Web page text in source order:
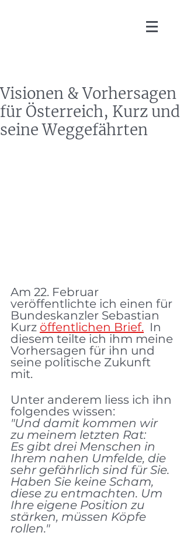
Visionen & Vorhersagen
für Österreich, Kurz und
seine Weggefährten
Am 22. Februar
veröffentlichte ich einen für
Bundeskanzler Sebastian
Kurz öffentlichen Brief.
  In
diesem teilte ich ihm meine
Vorhersagen für ihn und
seine politische Zukunft
mit.
Unter anderem liess ich ihn
folgendes wissen:
"Und damit kommen wir
zu meinem letzten Rat:
Es gibt drei Menschen in
Ihrem nahen Umfelde, die
sehr gefährlich sind für Sie.
Haben Sie keine Scham,
diese zu entmachten. Um
Ihre eigene Position zu
stärken, müssen Köpfe
rollen."